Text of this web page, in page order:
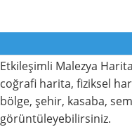
Etkileşimli Malezya
coğrafi harita, fiziksel
bölge, şehir, kasaba,
görüntüleyebilirsiniz.